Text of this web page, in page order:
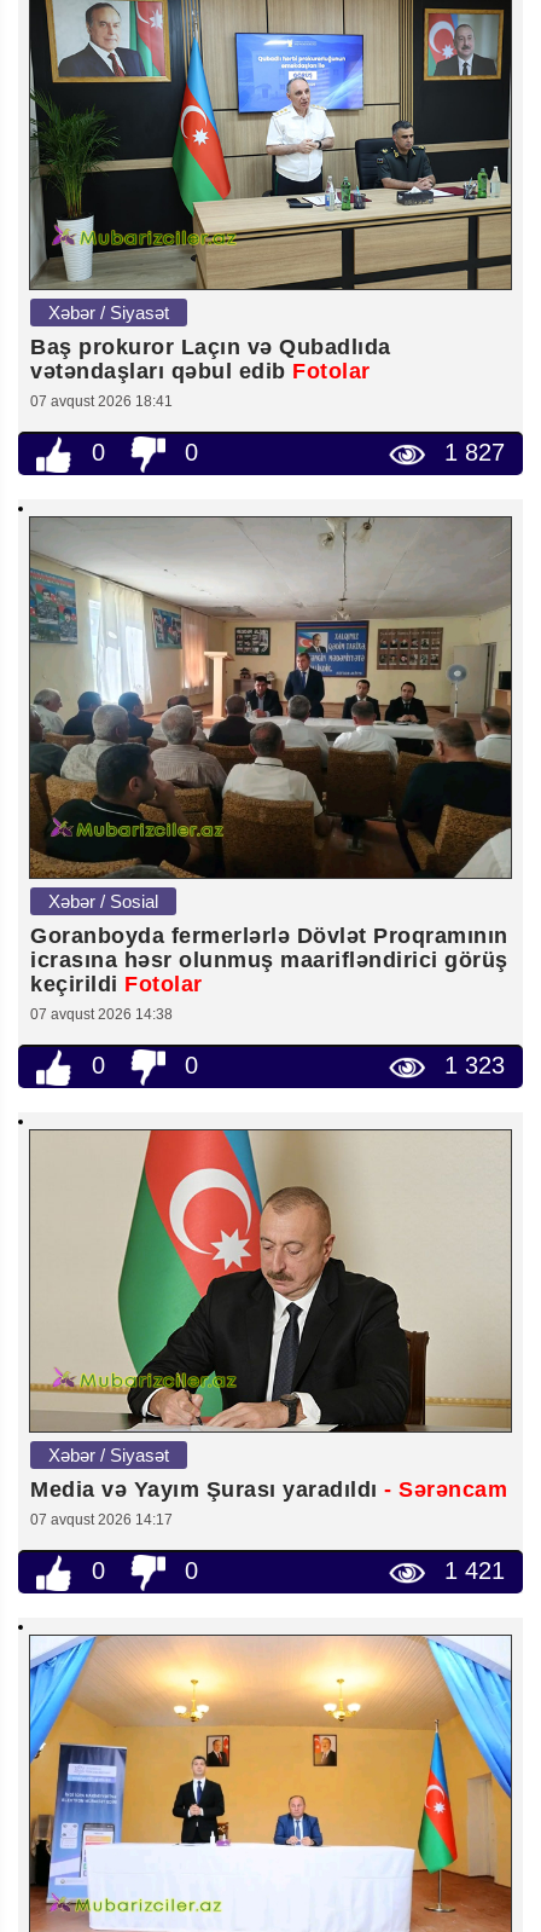
Xəbər / Siyasət
Baş prokuror Laçın və Qubadlıda
vətəndaşları qəbul edib Fotolar
07 avqust 2026 18:41
0 0 1 827
Xəbər / Sosial
Goranboyda fermerlərlə Dövlət Proqramının
icrasına həsr olunmuş maarifləndirici görüş
keçirildi Fotolar
07 avqust 2026 14:38
0 0 1 323
Xəbər / Siyasət
Media və Yayım Şurası yaradıldı - Sərəncam
07 avqust 2026 14:17
0 0 1 421